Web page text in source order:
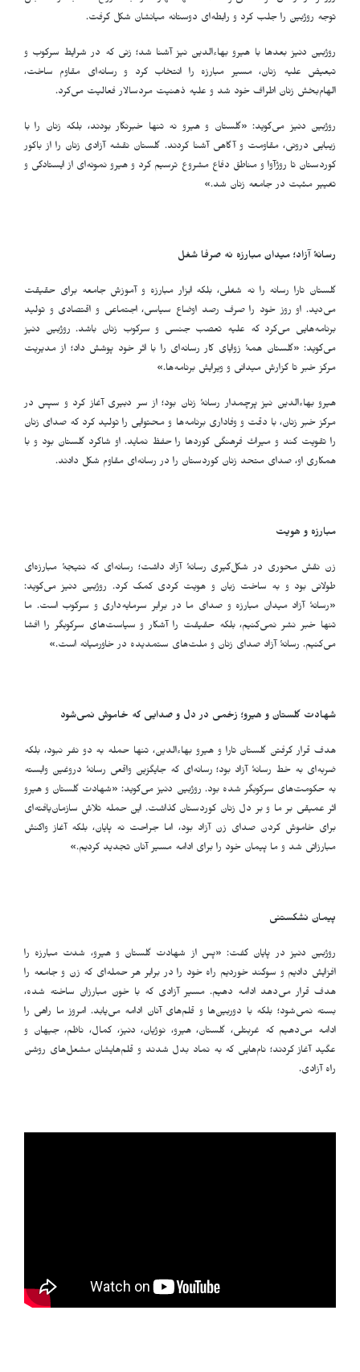
توجه روژبین را جلب کرد و رابطه‌ای دوستانه میانشان شکل گرفت.
روژبین دنیز بعدها با هیرو بهاءالدین نیز آشنا شد؛ زنی که در شرایط سرکوب و
تبعیض علیه زنان، مسیر مبارزه را انتخاب کرد و رسانه‌ای مقاوم ساخت،
الهام‌بخش زنان اطراف خود شد و علیه ذهنیت مردسالار فعالیت می‌کرد.
روژبین دنیز می‌گوید: «گلستان و هیرو نه تنها خبرنگار بودند، بلکه زنان را با
زیبایی درونی، مقاومت و آگاهی آشنا کردند. گلستان نقشه آزادی زنان را از باکور
کوردستان تا روژآوا و مناطق دفاع مشروع ترسیم کرد و هیرو نمونه‌ای از ایستادگی و
تغییر مثبت در جامعه زنان شد.»
رسانهٔ آزاد؛ میدان مبارزه نه صرفا شغل
گلستان تارا رسانه را نه شغلی، بلکه ابزار مبارزه و آموزش جامعه برای حقیقت
می‌دید. او روز خود را صرف رصد اوضاع سیاسی، اجتماعی و اقتصادی و تولید
برنامه‌هایی می‌کرد که علیه تعصب جنسی و سرکوب زنان باشد. روژبین دنیز
می‌گوید: «گلستان همهٔ زوایای کار رسانه‌ای را با اثر خود پوشش داد؛ از مدیریت
مرکز خبر تا گزارش میدانی و ویرایش برنامه‌ها.»
هیرو بهاءالدین نیز پرچمدار رسانهٔ زنان بود؛ از سر دبیری آغاز کرد و سپس در
مرکز خبر زنان، با دقت و وفاداری برنامه‌ها و محتوایی را تولید کرد که صدای زنان
را تقویت کند و میراث فرهنگی کوردها را حفظ نماید. او شاگرد گلستان بود و با
همکاری او، صدای متحد زنان کوردستان را در رسانه‌ای مقاوم شکل دادند.
مبارزه و هویت
زن نقش محوری در شکل‌گیری رسانهٔ آزاد داشت؛ رسانه‌ای که نتیجهٔ مبارزه‌ای
طولانی بود و به ساخت زبان و هویت کردی کمک کرد. روژبین دنیز می‌گوید:
«رسانهٔ آزاد میدان مبارزه و صدای ما در برابر سرمایه‌داری و سرکوب است. ما
تنها خبر نشر نمی‌کنیم، بلکه حقیقت را آشکار و سیاست‌های سرکوبگر را افشا
می‌کنیم. رسانهٔ آزاد صدای زنان و ملت‌های ستمدیده در خاورمیانه است.»
شهادت گلستان و هیرو؛ زخمی در دل و صدایی که خاموش نمی‌شود
هدف قرار گرفتن گلستان تارا و هیرو بهاءالدین، تنها حمله به دو نفر نبود، بلکه
ضربه‌ای به خط رسانهٔ آزاد بود؛ رسانه‌ای که جایگزین واقعی رسانهٔ دروغین وابسته
به حکومت‌های سرکوبگر شده بود. روژبین دنیز می‌گوید: «شهادت گلستان و هیرو
اثر عمیقی بر ما و بر دل زنان کوردستان گذاشت. این حمله تلاش سازمان‌یافته‌ای
برای خاموش کردن صدای زن آزاد بود، اما جراحت نه پایان، بلکه آغاز واکنش
مبارزاتی شد و ما پیمان خود را برای ادامه مسیر آنان تجدید کردیم.»
پیمان نشکستنی
روژبین دنیز در پایان گفت: «پس از شهادت گلستان و هیرو، شدت مبارزه را
افزایش دادیم و سوگند خوردیم راه خود را در برابر هر حمله‌ای که زن و جامعه را
هدف قرار می‌دهد ادامه دهیم. مسیر آزادی که با خون مبارزان ساخته شده،
بسته نمی‌شود؛ بلکه با دوربین‌ها و قلم‌های آنان ادامه می‌یابد. امروز ما راهی را
ادامه می‌دهیم که غربتلی، گلستان، هیرو، نوژیان، دنیز، کمال، ناظم، جیهان و
عگید آغاز کردند؛ نام‌هایی که به نماد بدل شدند و قلم‌هایشان مشعل‌های روشن
راه آزادی.